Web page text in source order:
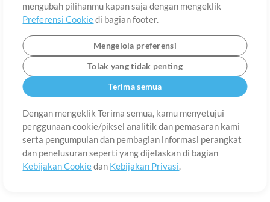
mengubah pilihanmu kapan saja dengan mengeklik
Preferensi Cookiedi bagian footer.
Mengelola preferensi
Tolak yang tidak penting
Terima semua
Dengan mengeklik Terima semua, kamu menyetujui
penggunaan cookie/piksel analitik dan pemasaran kami
serta pengumpulan dan pembagian informasi perangkat
dan penelusuran seperti yang dijelaskan di bagian
Kebijakan Cookiedan Kebijakan Privasi.